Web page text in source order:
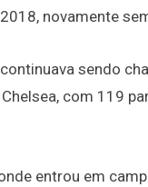
novamente
sendo
com 119
entrou em